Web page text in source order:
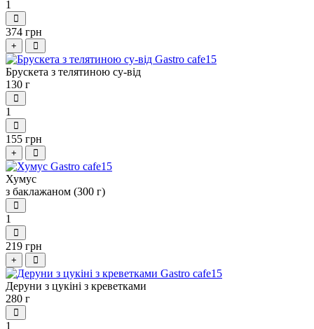
1
374 грн
+
Брускета з телятиною су-від
130 г
1
155 грн
+
Хумус
з баклажаном (300 г)
1
219 грн
+
Деруни з цукіні з креветками
280 г
1